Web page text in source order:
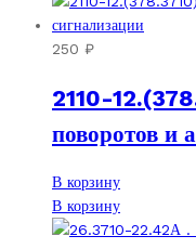
250 ₽
2110-
поворотов и
В корзину
В корзину